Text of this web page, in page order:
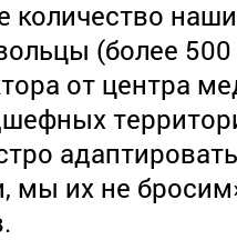
количество
(более
от центра
мы их не